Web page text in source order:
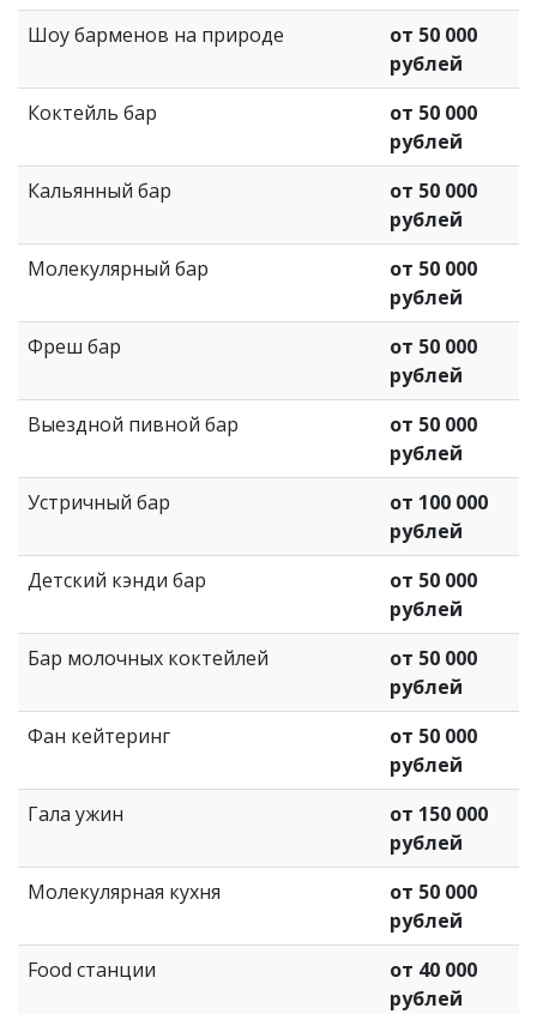
Шоу барменов на природе
от 50 000
рублей
Коктейль бар
от 50 000
рублей
Кальянный бар
от 50 000
рублей
Молекулярный бар
от 50 000
рублей
Фреш бар
от 50 000
рублей
Выездной пивной бар
от 50 000
рублей
Устричный бар
от 100 000
рублей
Детский кэнди бар
от 50 000
рублей
Бар молочных коктейлей
от 50 000
рублей
Фан кейтеринг
от 50 000
рублей
Гала ужин
от 150 000
рублей
Молекулярная кухня
от 50 000
рублей
Food станции
от 40 000
рублей